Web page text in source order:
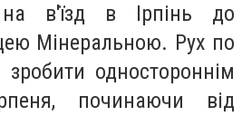
на в'їзд в Ірпінь до
Мінеральною. Рух по
зробити одностороннім
починаючи від